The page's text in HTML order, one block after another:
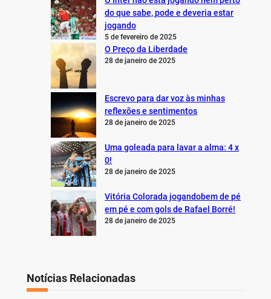
do que sabe, pode e deveria estar
jogando
5 de fevereiro de 2025
O Preço da Liberdade
28 de janeiro de 2025
Escrevo para dar voz às minhas
reflexões e sentimentos
28 de janeiro de 2025
Uma goleada para lavar a alma: 4 x
0!
28 de janeiro de 2025
Vitória Colorada jogandobem de pé
em pé e com gols de Rafael Borré!
28 de janeiro de 2025
Notícias Relacionadas